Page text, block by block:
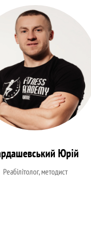
Юрій
Реабілітолог, методист